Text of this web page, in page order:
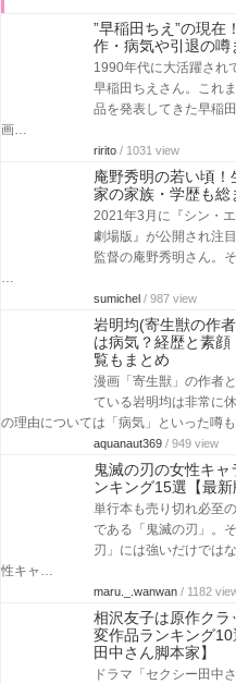
”早稲田ちえ”の現在
作・病気や引退の噂
1990年代に大活躍され
早稲田ちえさん。これ
品を発表してきた早稲
画…
ririto / 1031 view
庵野秀明の若い頃
家の家族・学歴も総
2021年3月に『シン・
劇場版』が公開され注
監督の庵野秀明さん。
…
sumichel / 987 view
岩明均(寄生獣の作
は病気？経歴と素顔
覧もまとめ
漫画「寄生獣」の作者
ている岩明均は非常に
の理由については「病気」といった噂
aquanaut369 / 949 view
鬼滅の刃の女性キャ
ンキング15選【最新
単行本も売り切れ必至
である「鬼滅の刃」。
刃」には強いだけでは
性キャ…
maru._.wanwan / 1182
相沢友子は原作クラ
変作品ランキング
田中さん脚本家】
ドラマ「セクシー田中